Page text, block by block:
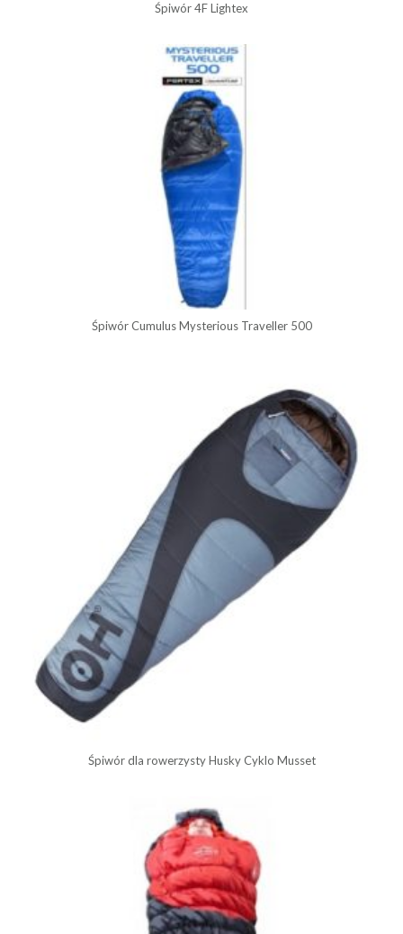
Śpiwór 4F Lightex
Śpiwór Cumulus Mysterious Traveller 500
Śpiwór dla rowerzysty Husky Cyklo Musset